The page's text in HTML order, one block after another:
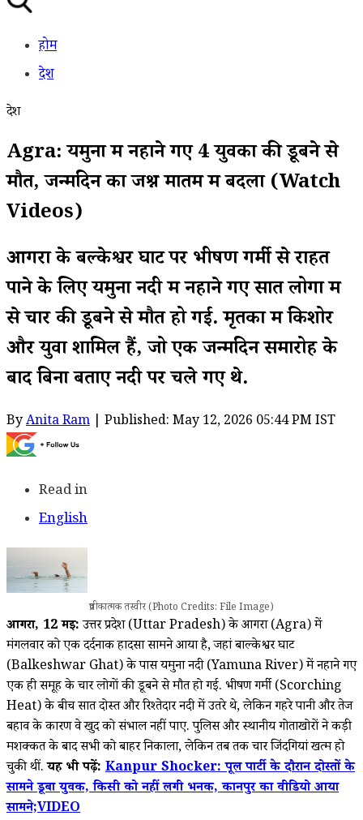
होम
देश
देश
Agra: यमुना में नहाने गए 4 युवकों की डूबने से
मौत, जन्मदिन का जश्न मातम में बदला (Watch
Videos)
आगरा के बल्केश्वर घाट पर भीषण गर्मी से राहत
पाने के लिए यमुना नदी में नहाने गए सात लोगों में
से चार की डूबने से मौत हो गई. मृतकों में किशोर
और युवा शामिल हैं, जो एक जन्मदिन समारोह के
बाद बिना बताए नदी पर चले गए थे.
ByAnita Ram | Published: May 12, 2026 05:44 PM IST
Read in
English
प्रतीकात्मक तस्वीर (Photo Credits: File Image)
आगरा, 12मई:उत्तर प्रदेश (Uttar Pradesh) के आगरा (Agra) में
मंगलवार को एक दर्दनाक हादसा सामने आया है, जहां बाल्केश्वर घाट
(Balkeshwar Ghat) के पास यमुना नदी (Yamuna River) में नहाने गए
एक ही समूह के चार लोगों की डूबने से मौत हो गई. भीषण गर्मी (Scorching
Heat) के बीच सात दोस्त और रिश्तेदार नदी में उतरे थे, लेकिन गहरे पानी और तेज
बहाव के कारण वे खुद को संभाल नहीं पाए. पुलिस और स्थानीय गोताखोरों ने कड़ी
मशक्कत के बाद सभी को बाहर निकाला, लेकिन तब तक चार जिंदगियां खत्म हो
चुकी थीं.यह भी पढ़ें: Kanpur Shocker: पूल पार्टी के दौरान दोस्तों के
सामने डूबा युवक, किसी को नहीं लगी भनक, कानपुर का वीडियो आया
सामने;VIDEO